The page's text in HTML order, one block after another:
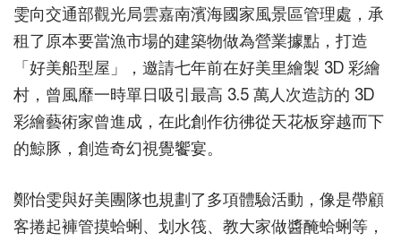
雯向交通部觀光局雲嘉南濱海國家風景區管理處，承
租了原本要當漁市場的建築物做為營業據點，打造
「好美船型屋」，邀請七年前在好美里繪製 3D 彩繪
村，曾風靡一時單日吸引最高 3.5 萬人次造訪的 3D
彩繪藝術家曾進成，在此創作彷彿從天花板穿越而下
的鯨豚，創造奇幻視覺饗宴。
鄭怡雯與好美團隊也規劃了多項體驗活動，像是帶顧
客捲起褲管摸蛤蜊、划水筏、教大家做醬醃蛤蜊等，